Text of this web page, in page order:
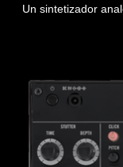
Un sintetizador